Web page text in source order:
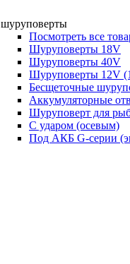
шуруповерты
Посмотреть все
Шуруповерты 18V
Шуруповерты 40V
Шуруповерты 12V
Бесщеточные
Аккумуляторные
Шуруповерт для
С ударом (осевым)
Под АКБ G-серии